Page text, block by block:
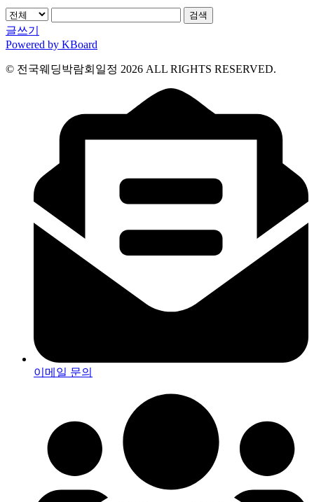
검색
글쓰기
Powered by KBoard
© 전국웨딩박람회일정 2026 ALL RIGHTS RESERVED.
이메일 문의